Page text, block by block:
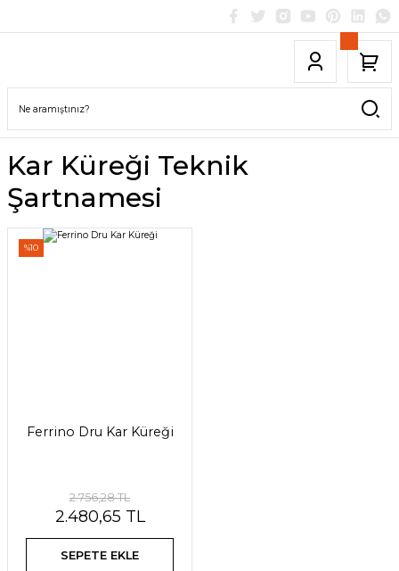
Kar Küreği Teknik
Şartnamesi
%10
Ferrino Dru Kar Küreği
2.756,28 TL
2.480,65 TL
SEPETE EKLE